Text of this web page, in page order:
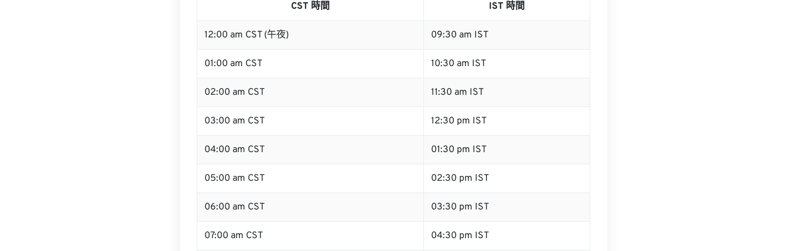
CST 時間 IST 時間
12:00 am CST (午夜) 09:30 am IST
01:00 am CST 10:30 am IST
02:00 am CST 11:30 am IST
03:00 am CST 12:30 pm IST
04:00 am CST 01:30 pm IST
05:00 am CST 02:30 pm IST
06:00 am CST 03:30 pm IST
07:00 am CST 04:30 pm IST